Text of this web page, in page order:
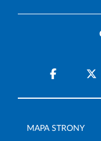
MAPA STRONY